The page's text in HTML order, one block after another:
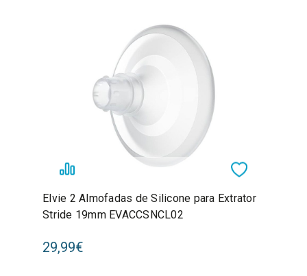
Elvie 2 Almofadas de Silicone para Extrator
Stride 19mm EVACCSNCL02
29,99€